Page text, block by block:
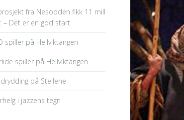
fra Nesodden fikk 11 mill
– Det er en god start
spiller på Hellviktangen
spiller på Hellviktangen
på Steilene
i jazzens tegn